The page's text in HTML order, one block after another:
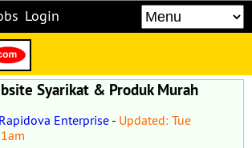
Login
Syarikat & Produk Murah
Rapidova Enterprise - Updated: Tue